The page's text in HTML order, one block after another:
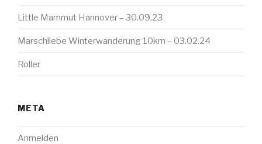
Little Mammut Hannover – 30.09.23
Marschliebe Winterwanderung 10km – 03.02.24
Roller
META
Anmelden